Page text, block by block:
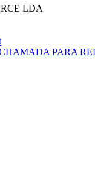
LDA
CHAMADA PARA